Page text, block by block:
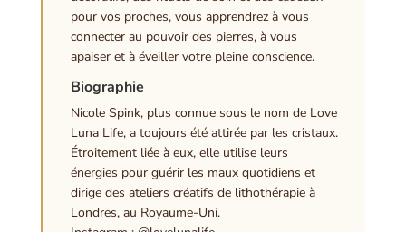
pour vos proches, vous apprendrez à vous
connecter au pouvoir des pierres, à vous
apaiser et à éveiller votre pleine conscience.
Biographie
Nicole Spink, plus connue sous le nom de Love
Luna Life, a toujours été attirée par les cristaux.
Étroitement liée à eux, elle utilise leurs
énergies pour guérir les maux quotidiens et
dirige des ateliers créatifs de lithothérapie à
Londres, au Royaume-Uni.